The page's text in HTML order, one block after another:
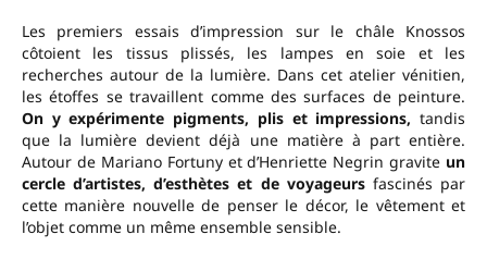
Les premiers essais d’impression sur le châle Knossos
côtoient les tissus plissés, les lampes en soie et les
recherches autour de la lumière. Dans cet atelier vénitien,
les étoffes se travaillent comme des surfaces de peinture.
On y expérimente pigments, plis et impressions, tandis
que la lumière devient déjà une matière à part entière.
Autour de Mariano Fortuny et d’Henriette Negrin gravite un
cercle d’artistes, d’esthètes et de voyageurs fascinés par
cette manière nouvelle de penser le décor, le vêtement et
l’objet comme un même ensemble sensible.